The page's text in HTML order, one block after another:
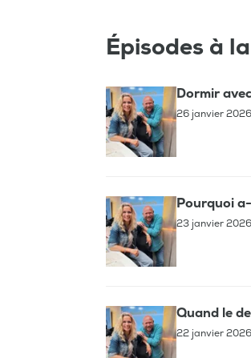
Épisodes à
Dormir
26 janvier 2026
Pourquoi
23 janvier 2026
Quand le
22 janvier 2026